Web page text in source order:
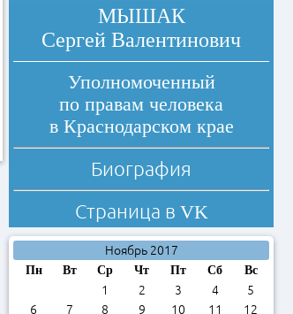
МЫШАК
Сергей Валентинович
Уполномоченный
по правам человека
в Краснодарском крае
Биография
Страница в VK
Ноябрь 2017
Пн Вт Ср Чт Пт Сб Вс
1 2 3 4
5
6
7 8 9 10 11 12